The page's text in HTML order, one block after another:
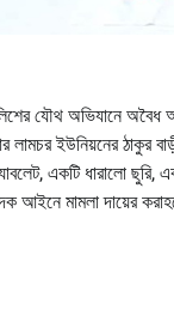
পুলিশের যৌথ অভিযানে
লামচর ইউনিয়নের ঠাকুর
একটি ধারালো ছুরি,
আইনে মামলা দায়ের